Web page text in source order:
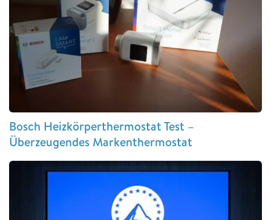
Bosch Heizkörperthermostat Test –
Überzeugendes Markenthermostat